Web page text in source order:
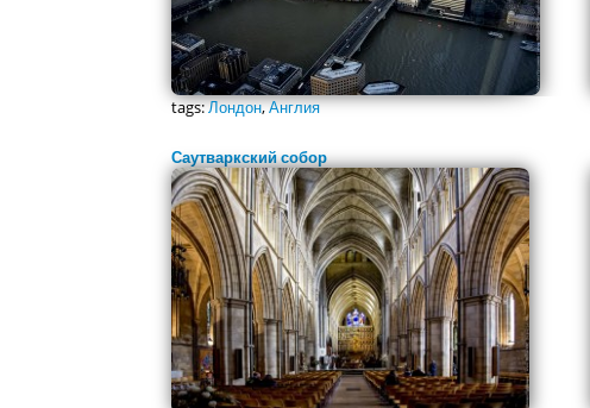
tags:Лондон,Англия
Саутваркский собор